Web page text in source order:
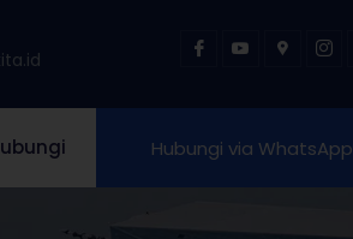
Hubungi via WhatsApp